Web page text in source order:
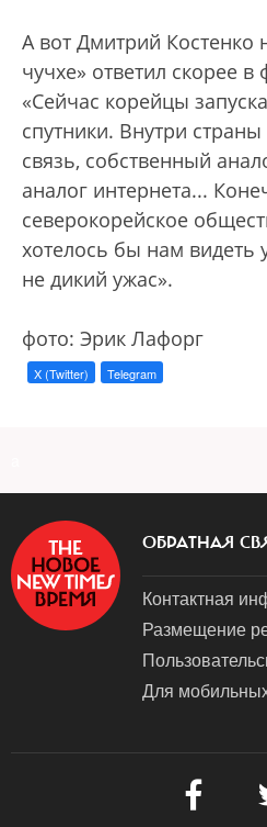
А вот Дмитрий Костенко
чучхе» ответил скорее
«Сейчас корейцы
спутники. Внутри
связь, собственный
аналог интернета...
северокорейское
хотелось бы нам видеть
не дикий ужас».
фото: Эрик Лафорг
X (Twitter) Telegram
ОБРАТНАЯ
Контактная
Размещение
Для